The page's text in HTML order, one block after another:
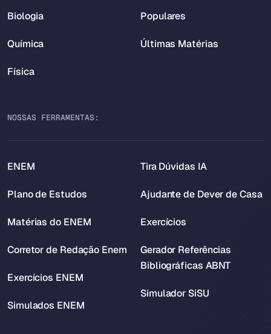
Biologia
Química
Física
Populares
Últimas Matérias
NOSSAS FERRAMENTAS:
ENEM
Plano de Estudos
Matérias do ENEM
Corretor de Redação Enem
Exercícios ENEM
Simulados ENEM
Tira Dúvidas IA
Ajudante de Dever de Casa
Exercícios
Gerador Referências
Bibliográficas ABNT
Simulador SiSU